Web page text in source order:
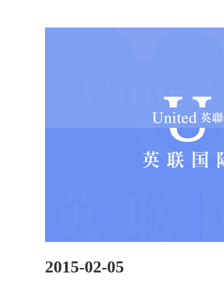
2015-02-05